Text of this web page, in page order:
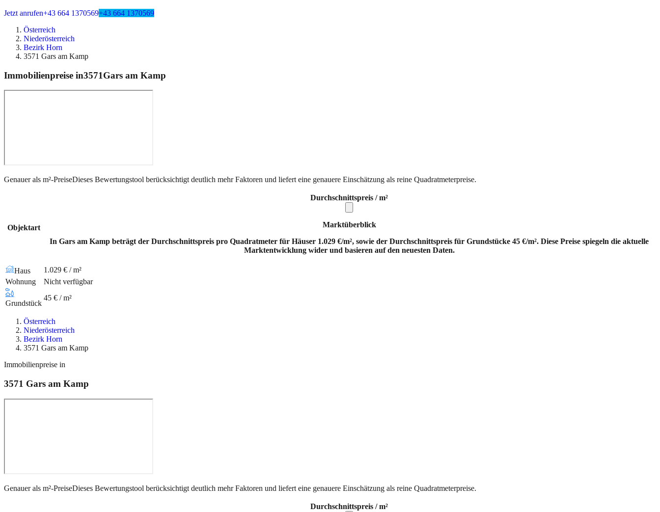
Jetzt anrufen+43 664 1370569+43 664 1370569
Österreich
Niederösterreich
Bezirk Horn
3571 Gars am Kamp
Immobilienpreise in3571Gars am Kamp
Genauer als m²-PreiseDieses Bewertungstool berücksichtigt deutlich mehr Faktoren und liefert eine genauere Einschätzung als reine Quadratmeterpreise.
Objektart
Durchschnittspreis / m²
Marktüberblick
In Gars am Kamp beträgt der Durchschnittspreis pro Quadratmeter für Häuser 1.029 €/m², sowie der Durchschnittspreis für Grundstücke 45 €/m². Diese Preise spiegeln die aktuelle
Marktentwicklung wider und basieren auf den neuesten Daten.
Haus
1.029 € / m²
Wohnung
Nicht verfügbar
Grundstück
45 € / m²
Österreich
Niederösterreich
Bezirk Horn
3571 Gars am Kamp
Immobilienpreise in
3571 Gars am Kamp
Genauer als m²-PreiseDieses Bewertungstool berücksichtigt deutlich mehr Faktoren und liefert eine genauere Einschätzung als reine Quadratmeterpreise.
Durchschnittspreis / m²